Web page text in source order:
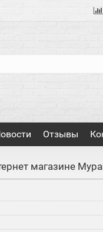
Отзывы
магазине